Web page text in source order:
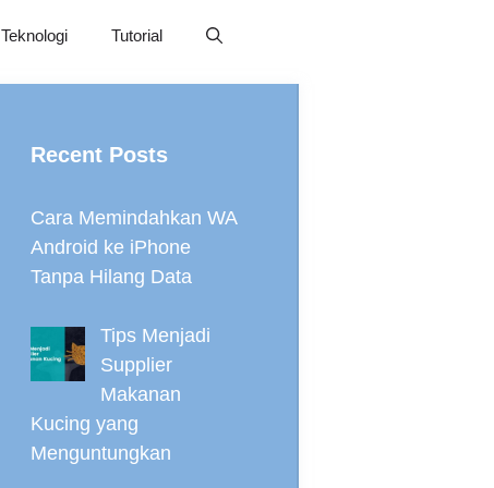
Teknologi Tutorial
Recent Posts
Cara Memindahkan WA
Android ke iPhone
Tanpa Hilang Data
Tips Menjadi
Supplier
Makanan
Kucing yang
Menguntungkan